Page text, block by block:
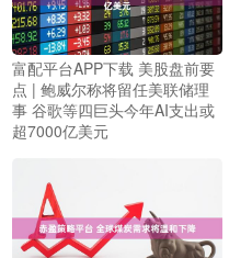
富配平台APP下载 美股盘前要
点 | 鲍威尔称将留任美联储理
事 谷歌等四巨头今年AI支出或
超7000亿美元